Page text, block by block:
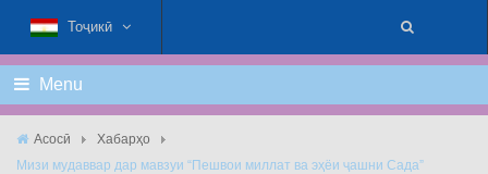
Тоҷикӣ
Menu
Асосӣ
Хабарҳо
Мизи мудаввар дар мавзуи “Пешвои миллат ва эҳёи ҷашни Сада”